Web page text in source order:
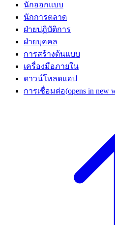
นักออกแบบ
นักการตลาด
ฝ่ายปฏิบัติการ
ฝ่ายบุคคล
การสร้างต้นแบบ
เครื่องมือภายใน
ดาวน์โหลดแอป
การเชื่อมต่อ(opens in new